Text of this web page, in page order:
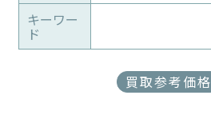
キーワー
ド
買取参考価格